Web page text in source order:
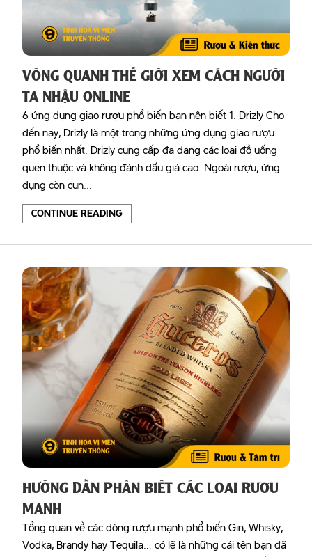
VÒNG QUANH THẾ GIỚI XEM CÁCH NGƯỜI
TA NHẬU ONLINE
6 ứng dụng giao rượu phổ biến bạn nên biết 1. Drizly Cho
đến nay, Drizly là một trong những ứng dụng giao rượu
phổ biến nhất. Drizly cung cấp đa dạng các loại đồ uống
quen thuộc và không đánh dấu giá cao. Ngoài rượu, ứng
dụng còn cun...
CONTINUE READING
HƯỚNG DẪN PHÂN BIỆT CÁC LOẠI RƯỢU
MẠNH
Tổng quan về các dòng rượu mạnh phổ biến Gin, Whisky,
Vodka, Brandy hay Tequila… có lẽ là những cái tên bạn đã